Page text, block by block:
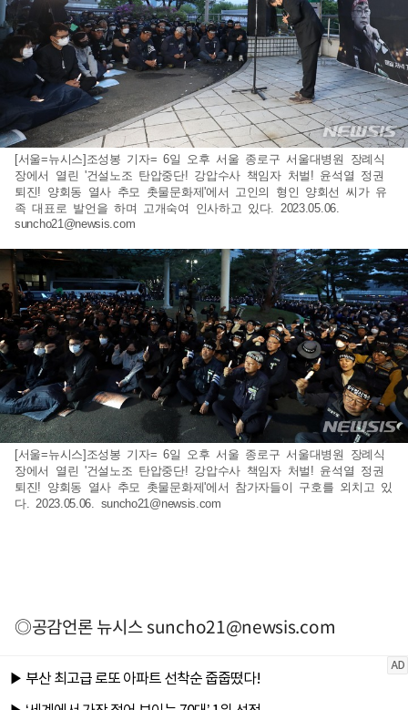
[서울=뉴시스]조성봉 기자= 6일 오후 서울 종로구 서울대병원 장례식
장에서 열린 '건설노조 탄압중단! 강압수사 책임자 처벌! 윤석열 정권
퇴진! 양회동 열사 추모 촛물문화제'에서 고인의 형인 양회선 씨가 유
족 대표로 발언을 하며 고개숙여 인사하고 있다. 2023.05.06.
suncho21@newsis.com
[서울=뉴시스]조성봉 기자= 6일 오후 서울 종로구 서울대병원 장례식
장에서 열린 '건설노조 탄압중단! 강압수사 책임자 처벌! 윤석열 정권
퇴진! 양회동 열사 추모 촛물문화제'에서 참가자들이 구호를 외치고 있
다. 2023.05.06. suncho21@newsis.com
◎공감언론 뉴시스suncho21@newsis.com